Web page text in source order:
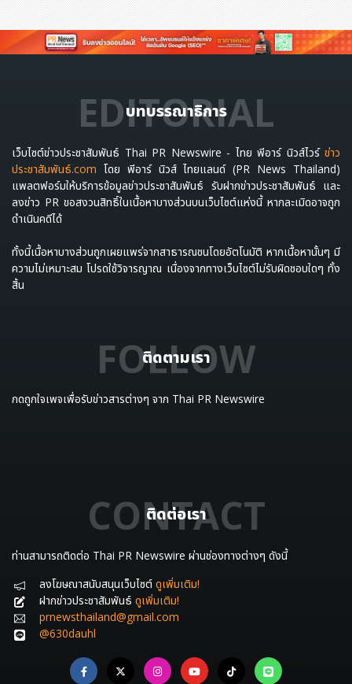
บทบรรณาธิการ
EDITORIAL
เว็บไซต์ข่าวประชาสัมพันธ์ Thai PR Newswire - ไทย พีอาร์ นิวส์ไวร์ ข่าว
ประชาสัมพันธ์.com โดย พีอาร์ นิวส์ ไทยแลนด์ (PR News Thailand)
แพลตฟอร์มให้บริการข้อมูลข่าวประชาสัมพันธ์ รับฝากข่าวประชาสัมพันธ์ และ
ลงข่าว PR ขอสงวนสิทธิ์ในเนื้อหาบางส่วนบนเว็บไซต์แห่งนี้ หากละเมิดอาจถูก
ดำเนินคดีได้
ทั้งนี้เนื้อหาบางส่วนถูกเผยแพร่จากสาธารณชนโดยอัตโนมัติ หากเนื้อหานั้นๆ มี
ความไม่เหมาะสม โปรดใช้วิจารญาณ เนื่องจากทางเว็บไซต์ไม่รับผิดชอบใดๆ ทั้ง
สิ้น
ติดตามเรา
FOLLOW
กดถูกใจเพจเพื่อรับข่าวสารต่างๆ จาก Thai PR Newswire
ติดต่อเรา
CONTACT
ท่านสามารถติดต่อ Thai PR Newswire ผ่านช่องทางต่างๆ ดังนี้
ลงโฆษณาสนับสนุนเว็บไซต์ ดูเพิ่มเติม!
ฝากข่าวประชาสัมพันธ์ ดูเพิ่มเติม!
prnewsthailand@gmail.com
@630dauhl